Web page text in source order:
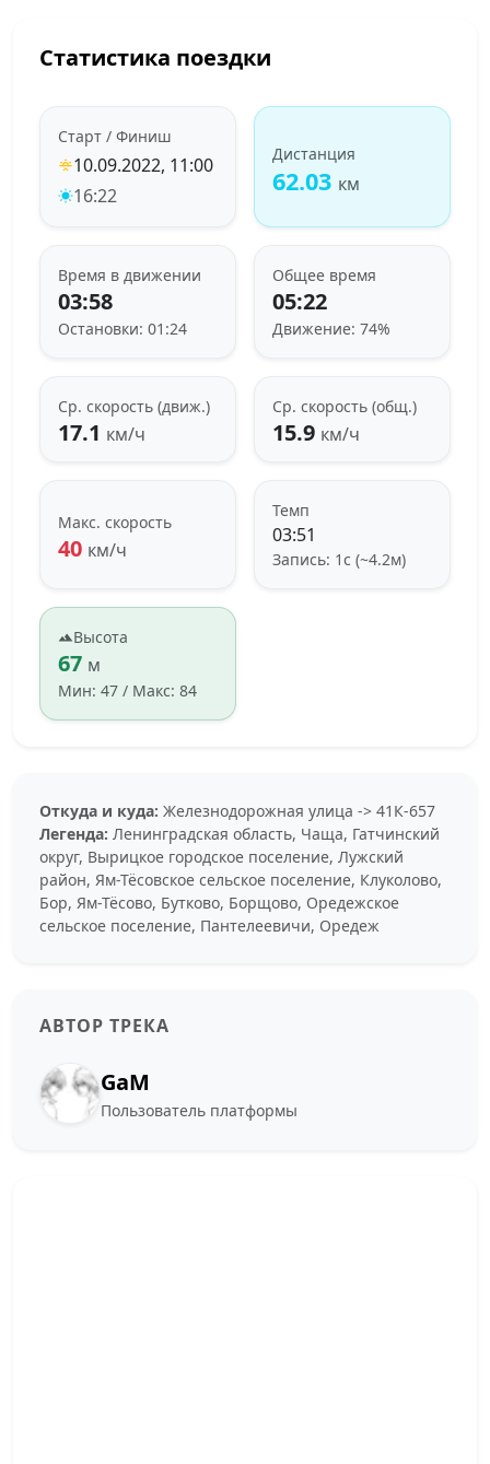
Статистика поездки
Старт / Финиш
10.09.2022, 11:00
16:22
Дистанция
62.03 км
Время в движении
03:58
Остановки: 01:24
Общее время
05:22
Движение: 74%
Ср. скорость (движ.)
17.1 км/ч
Ср. скорость (общ.)
15.9 км/ч
Макс. скорость
40 км/ч
Темп
03:51
Запись: 1с (~4.2м)
Высота
67 м
Мин: 47 / Макс: 84
Откуда и куда: Железнодорожная улица -> 41К-657
Легенда: Ленинградская область, Чаща, Гатчинский
округ, Вырицкое городское поселение, Лужский
район, Ям-Тёсовское сельское поселение, Клуколово,
Бор, Ям-Тёсово, Бутково, Борщово, Оредежское
сельское поселение, Пантелеевичи, Оредеж
АВТОР ТРЕКА
GaM
Пользователь платформы